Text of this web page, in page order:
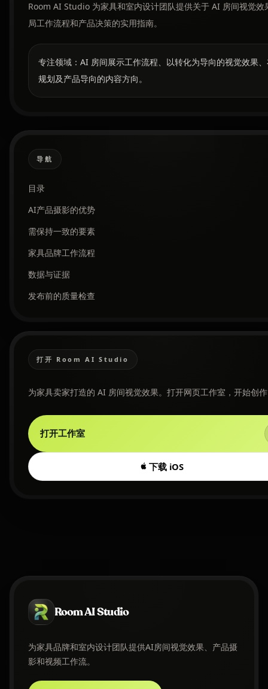
Room AI Studio 为家具和室内设计团队提供关于 AI 房间视觉效
局工作流程和产品决策的实用指南。
专注领域：AI 房间展示工作流程、以转化为导向的视觉效果
规划及产品导向的内容方向。
导航
目录
AI产品摄影的优势
需保持一致的要素
家具品牌工作流程
数据与证据
发布前的质量检查
打开 Room AI Studio
为家具卖家打造的 AI 房间视觉效果。打开网页工作室，开始创
打开工作室
下载 iOS
Room AI Studio
为家具品牌和室内设计团队提供AI房间视觉效果、产品摄
影和视频工作流。